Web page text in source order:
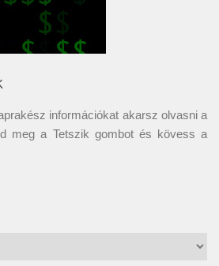
információkat akarsz olvasni a
meg a Tetszik gombot és kövess a